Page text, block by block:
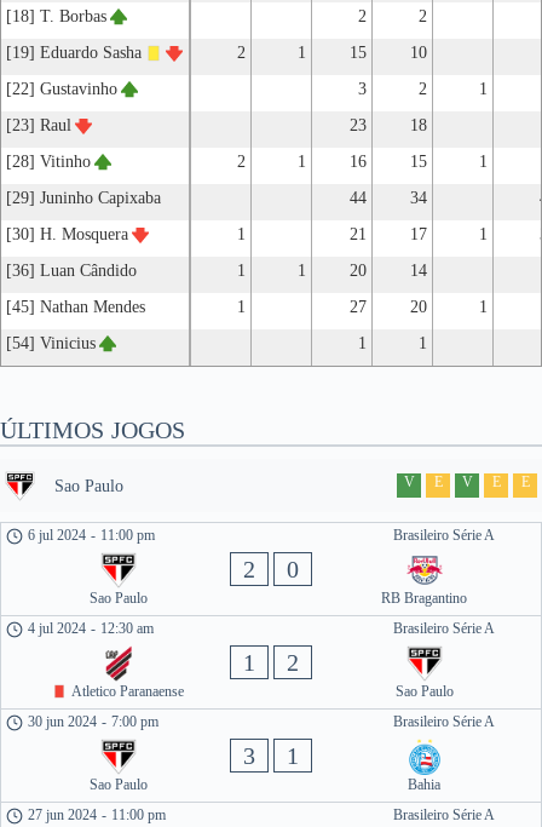
[18] T. Borbas
2
2
[19] Eduardo Sasha
2 1 15
10
[22] Gustavinho
3 2 1
[23] Raul
23 18
[28] Vitinho
2 1 16 15 1
[29] Juninho Capixaba
44 34
[30] H. Mosquera
1 21 17 1
[36] Luan Cândido
1 1 20 14
[45] Nathan Mendes
1 27 20 1
[54] Vinicius
1 1
ÚLTIMOS JOGOS
Sao Paulo V E V E E
Brasileiro Série A
6 jul 2024 - 11:00 pm
Sao Paulo
2 0
RB Bragantino
Brasileiro Série A
4 jul 2024 - 12:30 am
Atletico Paranaense
1 2
Sao Paulo
Brasileiro Série A
30 jun 2024 - 7:00 pm
Sao Paulo
3 1
Bahia
Brasileiro Série A
27 jun 2024 - 11:00 pm